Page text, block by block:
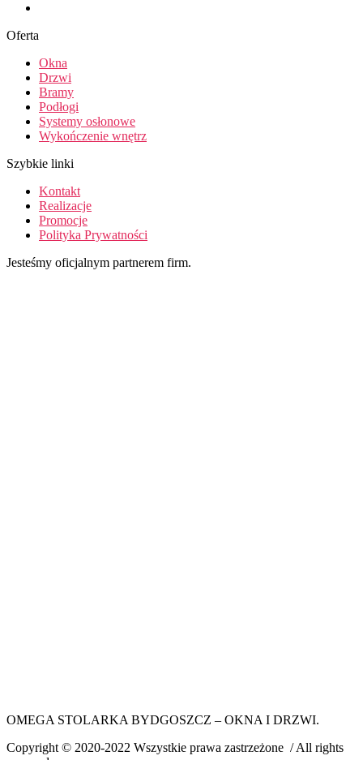
Oferta
Okna
Drzwi
Bramy
Podłogi
Systemy osłonowe
Wykończenie wnętrz
Szybkie linki
Kontakt
Realizacje
Promocje
Polityka Prywatności
Jesteśmy oficjalnym partnerem firm.
OMEGA STOLARKA BYDGOSZCZ – OKNA I DRZWI.
Copyright © 2020-2022 Wszystkie prawa zastrzeżone / All rights